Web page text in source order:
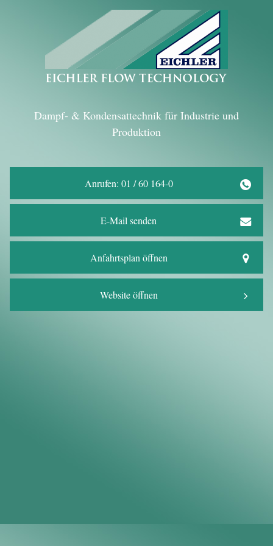
Dampf- & Kondensattechnik für Industrie und
Produktion
Anrufen: 01 / 60 164-0
E-Mail senden
Anfahrtsplan öffnen
Website öffnen